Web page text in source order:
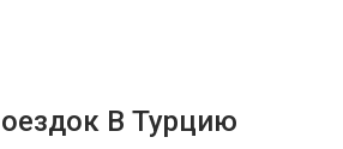
В Турцию